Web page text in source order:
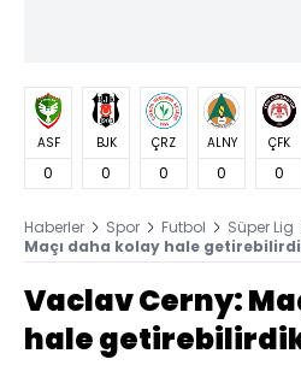
ASF
0
BJK
0
ÇRZ
0
ALNY
0
ÇFK
0
Haberler Spor Futbol Süper Lig
Maçı daha kolay hale
Vaclav Cerny:
hale